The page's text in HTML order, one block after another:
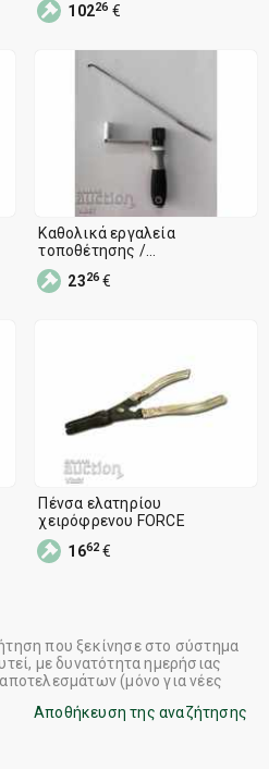
10226 €
Καθολικά εργαλεία
τοποθέτησης /
αποσυναρμολόγησης
ελατηρίων φρένων
2326 €
Πένσα ελατηρίου
χειρόφρενου FORCE
1662€
που ξεκίνησε στο σύστημα
με δυνατότητα ημερήσιας
(μόνο για νέες
Αποθήκευση της αναζήτησης